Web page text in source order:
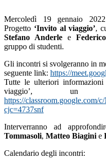
Mercoledì 19 gennaio
Progetto ‘Invito al viaggio’,
Stefano Anderle e
gruppo di studenti.
Gli incontri si svolgeranno in
seguente link: https://
Tutte le ulteriori
viaggio’, un
https://
cjc=4737snf
Interverranno ad
Tommasoli, Matteo Biagini e
Calendario degli incontri: